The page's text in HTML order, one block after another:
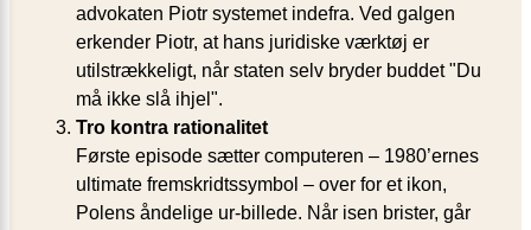
advokaten Piotr systemet indefra. Ved galgen
erkender Piotr, at hans juridiske værktøj er
utilstrækkeligt, når staten selv bryder buddet
Du
må ikke slå ihjel
.
Tro kontra rationalitet
Første episode sætter computeren – 1980’ernes
ultimate fremskridtssymbol – over for et ikon,
Polens åndelige ur-billede. Når isen brister, går